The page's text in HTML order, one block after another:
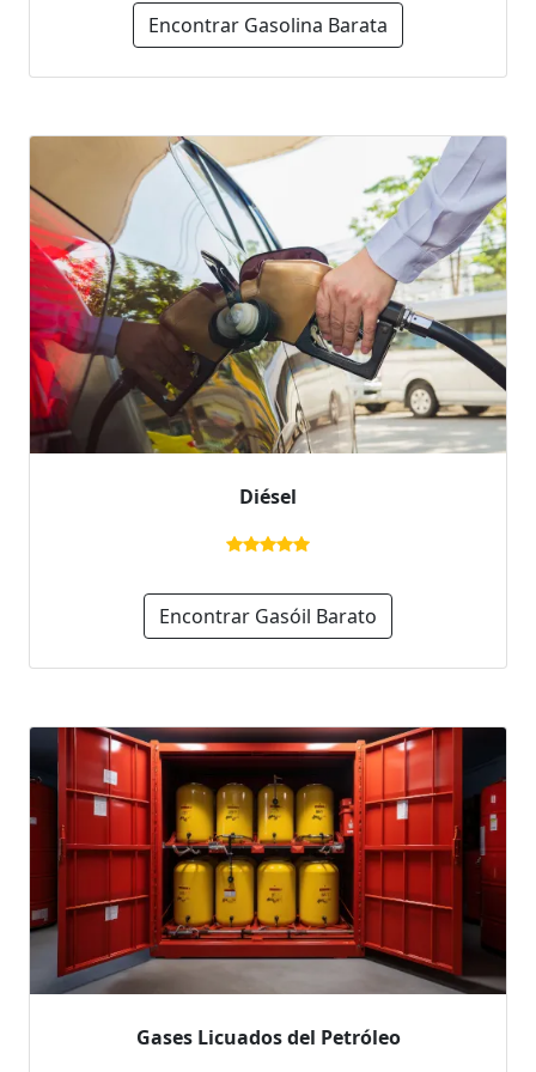
Encontrar Gasolina Barata
Diésel
Encontrar Gasóil Barato
Gases Licuados del Petróleo